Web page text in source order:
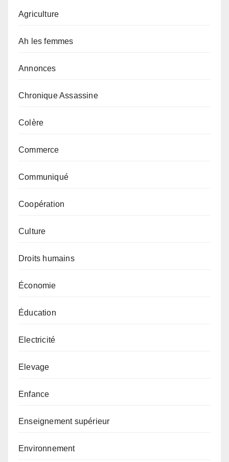
Agriculture
Ah les femmes
Annonces
Chronique Assassine
Colère
Commerce
Communiqué
Coopération
Culture
Droits humains
Économie
Éducation
Electricité
Elevage
Enfance
Enseignement supérieur
Environnement